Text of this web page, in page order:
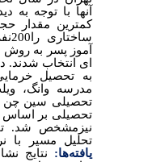
کمترین مقدار
آموز پسر به روش
ای انتخاب شدند.
تحصیلی بر اساس
نیزمشخص شد.
تحلیل مسیر با نرم
یافته‌ها:نتایج